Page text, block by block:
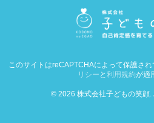
このサイトはreCAPTCHAによって保護さ
リシー と 利用規約が適
© 2026 株式会社子どもの笑顔.